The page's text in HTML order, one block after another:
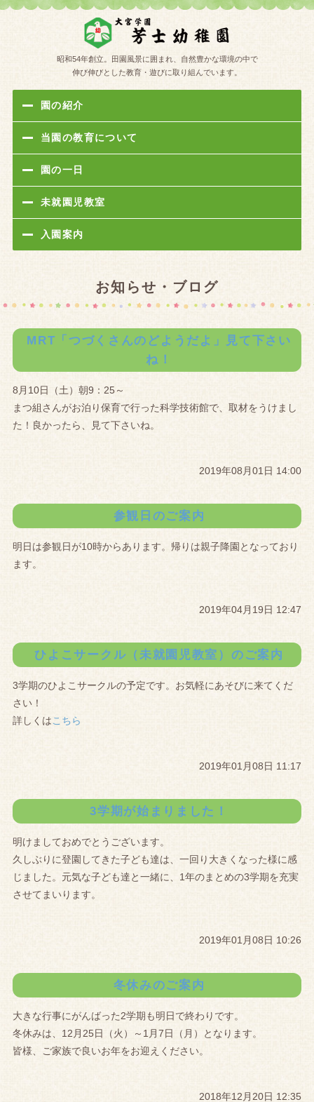
昭和54年創立。田園風景に囲まれ、自然豊かな環境の中で
伸び伸びとした教育・遊びに取り組んでいます。
園の紹介
当園の教育について
園の一日
未就園児教室
入園案内
お知らせ・ブログ
MRT「つづくさんのどようだよ」見て下さい
ね！
8月10日（土）朝9：25～
まつ組さんがお泊り保育で行った科学技術館で、取材をうけまし
た！良かったら、見て下さいね。
2019年08月01日 14:00
参観日のご案内
明日は参観日が10時からあります。帰りは親子降園となっており
ます。
2019年04月19日 12:47
ひよこサークル（未就園児教室）のご案内
3学期のひよこサークルの予定です。お気軽にあそびに来てくだ
さい！
詳しくはこちら
2019年01月08日 11:17
3学期が始まりました！
明けましておめでとうございます。
久しぶりに登園してきた子ども達は、一回り大きくなった様に感
じました。元気な子ども達と一緒に、1年のまとめの3学期を充実
させてまいります。
2019年01月08日 10:26
冬休みのご案内
大きな行事にがんばった2学期も明日で終わりです。
冬休みは、12月25日（火）～1月7日（月）となります。
皆様、ご家族で良いお年をお迎えください。
2018年12月20日 12:35